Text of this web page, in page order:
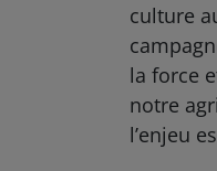
culture
la force
notre
l’enjeu